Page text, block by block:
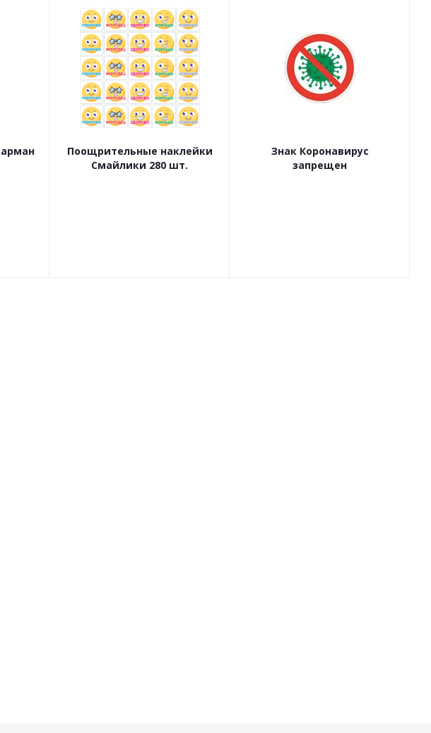
Поощрительные наклейки
Смайлики 280 шт.
Знак Коронавирус
запрещен